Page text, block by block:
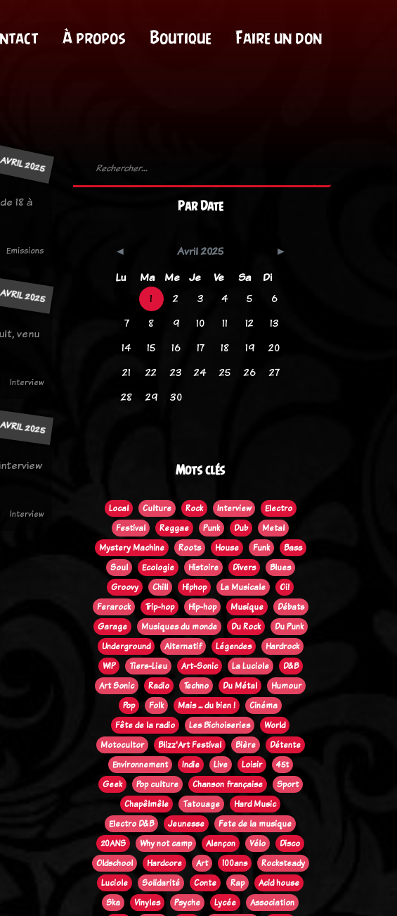
À propos Boutique Faire un don
2025
18 à
Emissions
2025
venu
Interview
2025
Interview
Par Date
Avril 2025
Lu
Ma Me Je Ve Sa
Di
1
2 3 4 5
6
7
8 9 10 11 12
13
14
15 16 17 18 19
20
21
22 23 24 25 26
27
28
29 30
Mots clés
Local Culture Rock Interview
Electro
Festival
Reggae Punk Dub
Metal
Mystery Machine
Roots House Funk
Bass
Soul
Ecologie Histoire Divers
Blues
Groovy
Chill Hiphop La Musicale
Oi!
Ferarock
Trip-hop Hip-hop Musique
Débats
Garage
Musiques du monde Du Rock
Du Punk
Underground
Alternatif Légendes
Hardrock
WIP
Tiers-Lieu Art-Sonic La Luciole
D&B
Art Sonic
Radio Techno Du Métal
Humour
Pop
Folk Mais ... du bien !
Cinéma
Fête de la radio
Les Bichoiseries
World
Motocultor
Blizz'Art Festival Bière
Détente
Environnement
Indie Live Loisir
45t
Geek
Pop culture Chanson française
Sport
Chapêlmêle
Tatouage
Hard Music
Electro D&B
Jeunesse
Fete de la musique
20ANS
Why not camp Alençon Vélo
Disco
Oldschool
Hardcore Art 100ans
Rocksteady
Luciole
Solidarité Conte Rap
Acid house
Ska
Vinyles Psyche Lycée
Association